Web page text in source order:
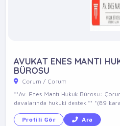
AVUKAT ENES MANTI
BÜROSU
Çorum / Çorum
**Av. Enes Mantı Hukuk Bürosu:
davalarında hukuki destek.** *(89
Profili Gör Ara